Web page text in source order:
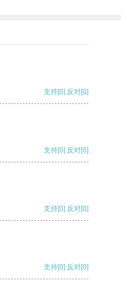
支持[0] 反对[0]
支持[0] 反对[0]
支持[0] 反对[0]
支持[0] 反对[0]